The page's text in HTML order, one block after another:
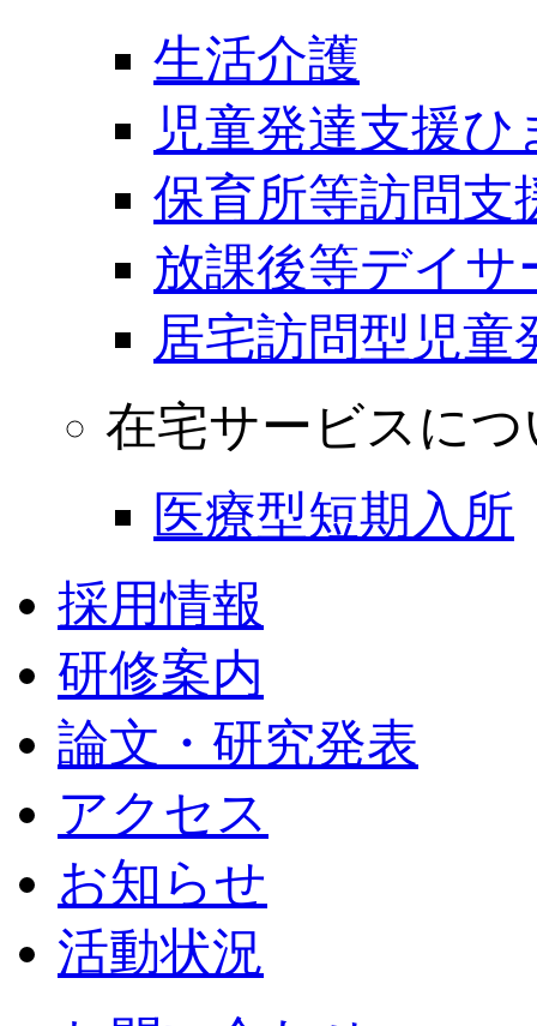
生活介護
児童発達支援ひ
保育所等訪問支
放課後等デイサ
居宅訪問型児童
在宅サービスに
医療型短期入所
採用情報
研修案内
論文・研究発表
アクセス
お知らせ
活動状況